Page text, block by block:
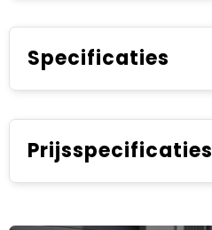
Specificaties
Prijsspecificaties